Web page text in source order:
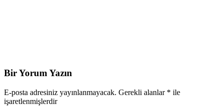
Bir Yorum Yazın
E-posta adresiniz yayınlanmayacak. Gerekli alanlar * ile
işaretlenmişlerdir